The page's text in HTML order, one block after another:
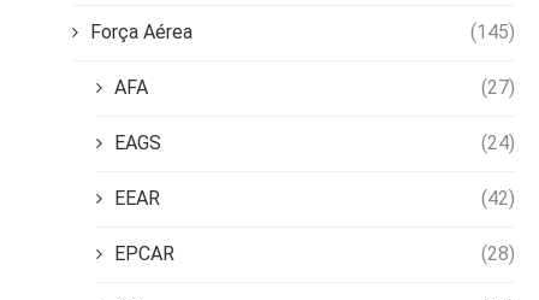
Força Aérea (145)
AFA (27)
EAGS (24)
EEAR (42)
EPCAR (28)